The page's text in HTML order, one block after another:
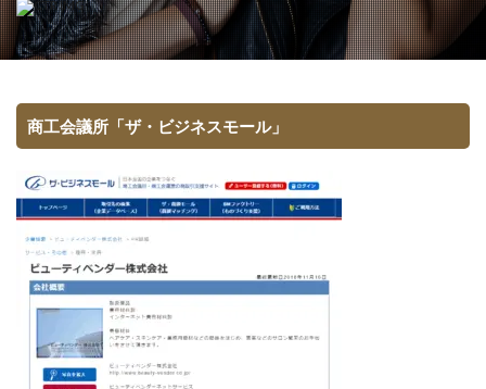
商工会議所「ザ・ビジネスモール」